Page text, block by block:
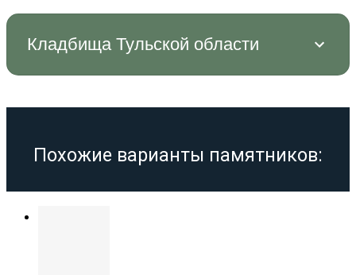
Кладбища Тульской области
Похожие варианты памятников: